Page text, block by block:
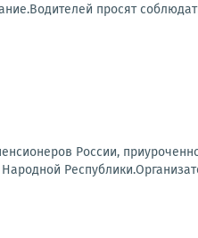
просят
России,